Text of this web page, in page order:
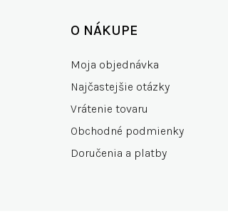
O NÁKUPE
Moja objednávka
Najčastejšie otázky
Vrátenie tovaru
Obchodné podmienky
Doručenia a platby